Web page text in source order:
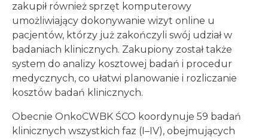
zakupił również sprzęt komputerowy
umożliwiający dokonywanie wizyt online u
pacjentów, którzy już zakończyli swój udział w
badaniach klinicznych. Zakupiony został także
system do analizy kosztowej badań i procedur
medycznych, co ułatwi planowanie i rozliczanie
kosztów badań klinicznych.
Obecnie OnkoCWBK ŚCO koordynuje 59 badań
klinicznych wszystkich faz (I–IV), obejmujących